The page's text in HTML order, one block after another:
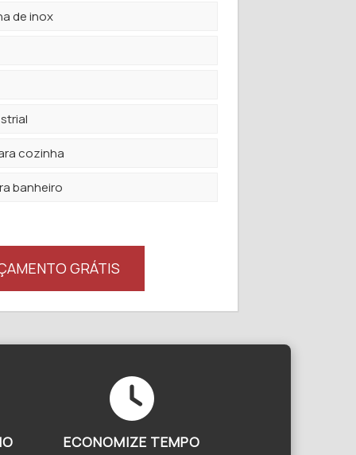
de inox
cozinha
banheiro
GRÁTIS
ECONOMIZE TEMPO